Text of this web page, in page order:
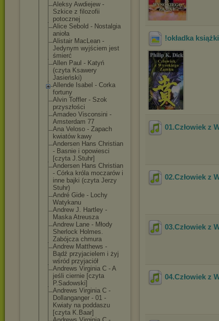
Aleksy Awdiejew -
Szkice z filozofii
potocznej
Alice Sebold - Nostalgia
anioła
Alistair MacLean -
Jedynym wyjściem jest
śmierć
Allen Paul - Katyń
(czyta Ksawery
Jasieński)
Allende Isabel - Corka
fortuny
Alvin Toffler - Szok
przyszłości
Amadeo Visconsini -
Amsterdam 77
Ana Veloso - Zapach
kwiatów kawy
Andersen Hans Christian
- Basnie i opowiesci
[czyta J.Stuhr]
Andersen Hans Christian
- Córka króla moczarów i
inne bajki (czyta Jerzy
Stuhr)
André Gide - Lochy
Watykanu
Andrew J. Hartley -
Maska Atreusza
Andrew Lane - Młody
Sherlock Holmes.
Zabójcza chmura
Andrew Matthews -
Bądź przyjacielem i żyj
wśród przyjaciół
Andrews Virginia C - A
jeśli ciernie [czyta
P.Sadowski]
Andrews Virginia C -
Dollanganger - 01 -
Kwiaty na poddaszu
[czyta K.Baar]
!okładka
01.Człowiek z
02.Człowiek z
03.Człowiek z
04.Człowiek z